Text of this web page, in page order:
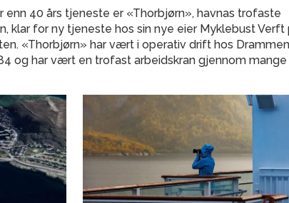
enn 40 års tjeneste er «Thorbjørn», havnas trofaste
klar for ny tjeneste hos sin nye eier Myklebust Verft
«Thorbjørn» har vært i operativ drift hos
og har vært en trofast arbeidskran gjennom mange